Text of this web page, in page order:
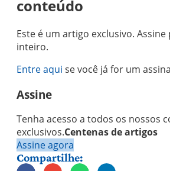
conteúdo
Este é um artigo exclusivo.
inteiro.
Entre aqui se você já for um
Assine
Tenha acesso a todos os nossos
exclusivos.Centenas de artigos
Assine agora
Compartilhe: